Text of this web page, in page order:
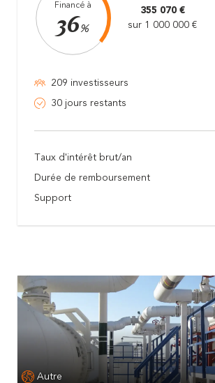
Financé à
36%
355 070 €
sur 1 000 000 €
209 investisseurs
30 jours restants
Taux d'intérêt brut/an
Durée de remboursement
Support
Autre